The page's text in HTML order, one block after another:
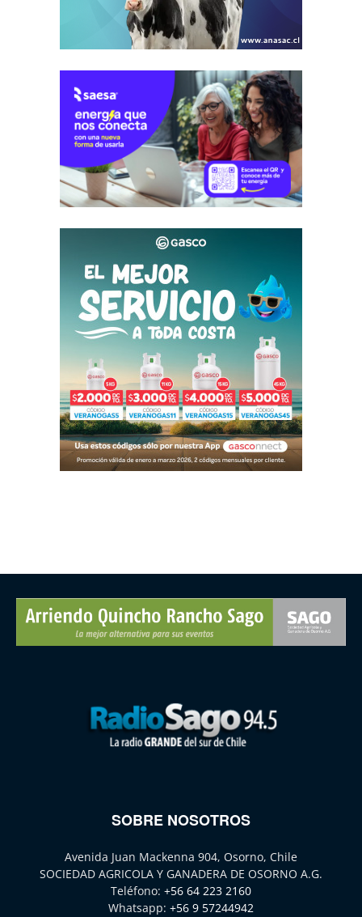
SOBRE NOSOTROS
Avenida Juan Mackenna 904, Osorno, Chile
SOCIEDAD AGRICOLA Y GANADERA DE OSORNO A.G.
Teléfono: +56 64 223 2160
Whatsapp: +56 9 57244942